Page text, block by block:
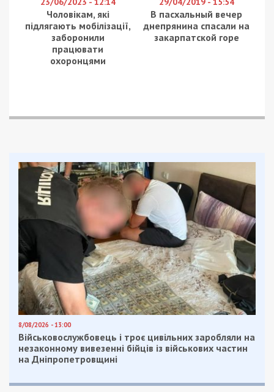
будинків та 7 авто.
Нікопольський район
У Нікопольському районі під ударами були
райцентр, Мирівська, Марганецька, Покровська
споруди та сухостій. Понівечено 7 приватних
осель, сонячні панелі, газогони та лінія
електропередач.
За уточненою інформацію,після вчорашніх атак
противникапо допомогу до медиків звернулися
ще двоє тамтешніх мешканців – 15-річний
хлопець та 59-річний чоловік.